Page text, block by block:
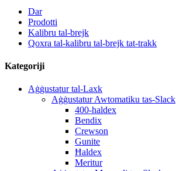
Dar
Prodotti
Kalibru tal-brejk
Qoxra tal-kalibru tal-brejk tat-trakk
Kategoriji
Aġġustatur tal-Laxk
Aġġustatur Awtomatiku tas-Slack
400-haldex
Bendix
Crewson
Gunite
Ħaldex
Meritur